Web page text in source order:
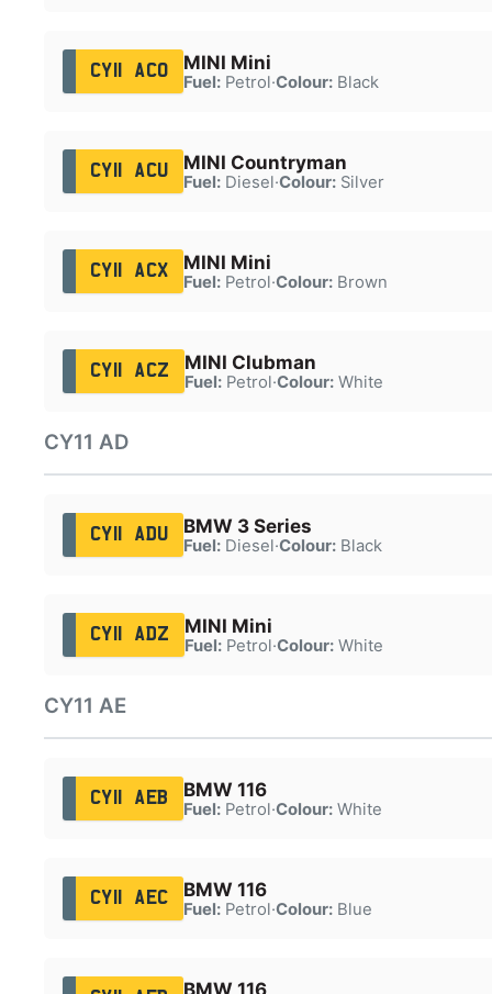
CY11 ACO MINI Mini
Fuel:Petrol·Colour:Black
CY11 ACU MINI Countryman
Fuel:Diesel·Colour:Silver
CY11 ACX MINI Mini
Fuel:Petrol·Colour:Brown
CY11 ACZ MINI Clubman
Fuel:Petrol·Colour:White
CY11 AD
CY11 ADU BMW 3 Series
Fuel:Diesel·Colour:Black
CY11 ADZ MINI Mini
Fuel:Petrol·Colour:White
CY11 AE
CY11 AEB BMW 116
Fuel:Petrol·Colour:White
CY11 AEC BMW 116
Fuel:Petrol·Colour:Blue
BMW 116